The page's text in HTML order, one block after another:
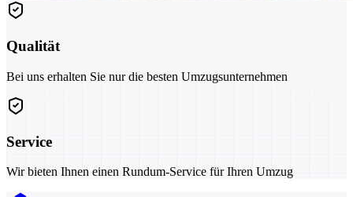
Qualität
Bei uns erhalten Sie nur die besten Umzugsunternehmen
Service
Wir bieten Ihnen einen Rundum-Service für Ihren Umzug